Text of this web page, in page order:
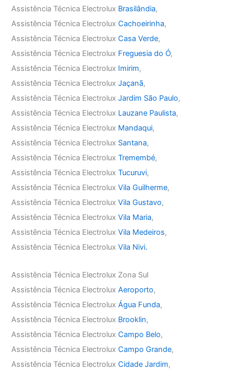
Assistência Técnica Electrolux Brasilândia,
Assistência Técnica ElectroluxCachoeirinha,
Assistência Técnica ElectroluxCasa Verde,
Assistência Técnica Electrolux Freguesia do Ó,
Assistência Técnica Electrolux Imirim,
Assistência Técnica ElectroluxJaçanã,
Assistência Técnica ElectroluxJardim São Paulo,
Assistência Técnica Electrolux Lauzane Paulista,
Assistência Técnica Electrolux Mandaqui,
Assistência Técnica Electrolux Santana,
Assistência Técnica ElectroluxTremembé,
Assistência Técnica ElectroluxTucuruvi,
Assistência Técnica ElectroluxVila Guilherme,
Assistência Técnica ElectroluxVila Gustavo,
Assistência Técnica ElectroluxVila Maria,
Assistência Técnica ElectroluxVila Medeiros,
Assistência Técnica ElectroluxVila Nivi.
Assistência Técnica Electrolux Zona Sul
Assistência Técnica ElectroluxAeroporto,
Assistência Técnica ElectroluxÁgua Funda,
Assistência Técnica Electrolux Brooklin,
Assistência Técnica ElectroluxCampo Belo,
Assistência Técnica ElectroluxCampo Grande,
Assistência Técnica ElectroluxCidade Jardim,